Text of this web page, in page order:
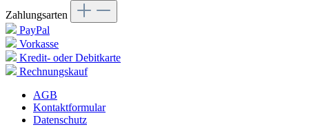
Zahlungsarten
PayPal
Vorkasse
Kredit- oder Debitkarte
Rechnungskauf
AGB
Kontaktformular
Datenschutz